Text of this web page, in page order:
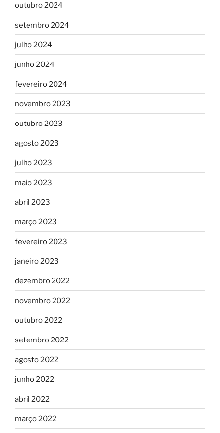
outubro 2024
setembro 2024
julho 2024
junho 2024
fevereiro 2024
novembro 2023
outubro 2023
agosto 2023
julho 2023
maio 2023
abril 2023
março 2023
fevereiro 2023
janeiro 2023
dezembro 2022
novembro 2022
outubro 2022
setembro 2022
agosto 2022
junho 2022
abril 2022
março 2022